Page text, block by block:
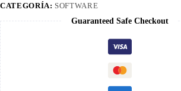
CATEGORÍA: SOFTWARE
Guaranteed Safe Checkout